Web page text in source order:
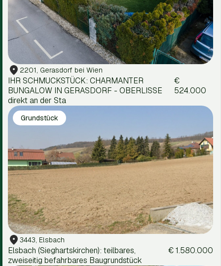
2201, Gerasdorf bei Wien
IHR SCHMUCKSTÜCK: CHARMANTER
BUNGALOW IN GERASDORF - OBERLISSE
direkt an der Sta
€
524.000
Grundstück
3443, Elsbach
Elsbach (Sieghartskirchen): teilbares,
zweiseitig befahrbares Baugrundstück
€ 1.580.000